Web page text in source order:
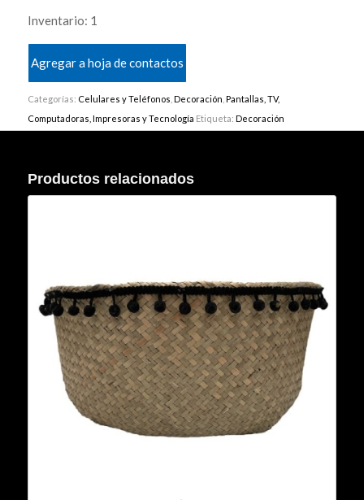
Inventario: 1
Agregar a hoja de contactos
Categorías: Celulares y Teléfonos Decoración Pantallas, TV,
Computadoras, Impresoras y Tecnología Etiqueta: Decoración
Productos relacionados